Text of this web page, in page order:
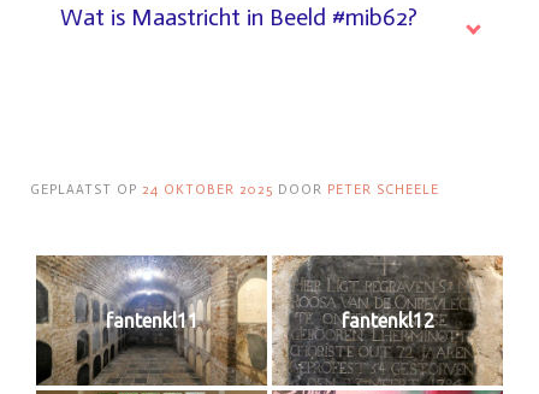
Wat is Maastricht in Beeld #mib62?
GEPLAATST OP 24 OKTOBER 2025 DOOR PETER SCHEELE
fantenkl11 fantenkl12